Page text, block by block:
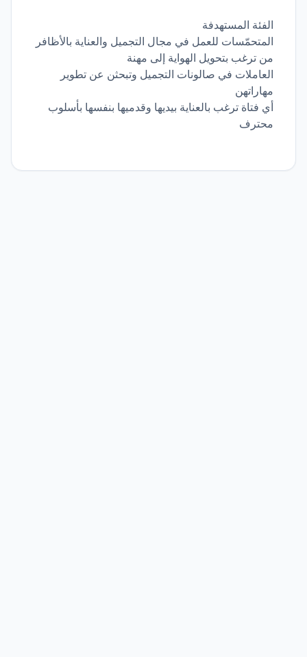
الفئة المستهدفة
المتحمّسات للعمل في مجال التجميل والعناية بالأظافر
من ترغب بتحويل الهواية إلى مهنة
العاملات في صالونات التجميل وتبحثن عن تطوير
مهاراتهن
أي فتاة ترغب بالعناية بيديها وقدميها بنفسها بأسلوب
محترف